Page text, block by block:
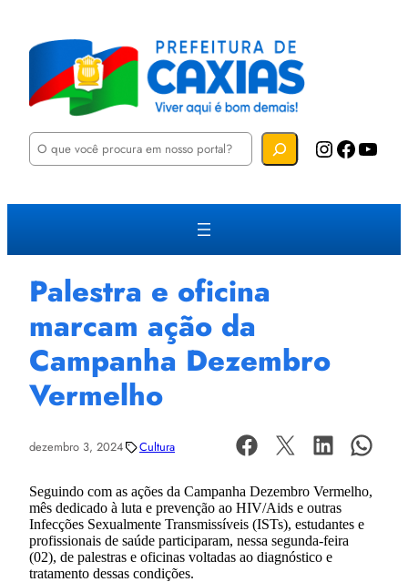
P
u
a
Instagram Facebook YouTube
Palestra e oficina
marcam ação da
Campanha Dezembro
Vermelho
dezembro 3, 2024 Cultura
Seguindo com as ações da Campanha Dezembro Vermelho,
mês dedicado à luta e prevenção ao HIV/Aids e outras
Infecções Sexualmente Transmissíveis (ISTs), estudantes e
profissionais de saúde participaram, nessa segunda-feira
(02), de palestras e oficinas voltadas ao diagnóstico e
tratamento dessas condições.